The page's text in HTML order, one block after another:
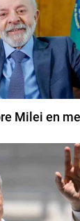
Milei en